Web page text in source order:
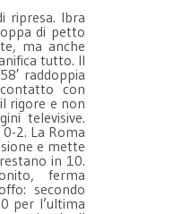
ripresa. Ibra
di petto
ma anche
tutto. Il
raddoppia
con
rigore e non
televisive.
2. La Roma
e mette
in 10.
ferma
secondo
per l’ultima